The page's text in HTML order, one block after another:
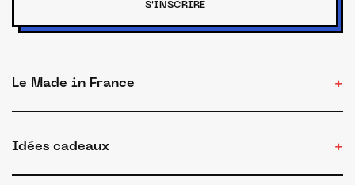
S'INSCRIRE
Le Made in France
Idées cadeaux